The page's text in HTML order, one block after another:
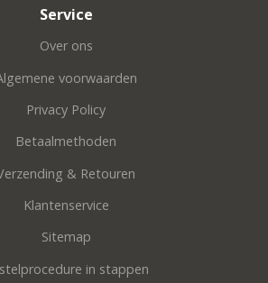
Service
Over ons
voorwaarden
Privacy Policy
Betaalmethoden
& Retouren
Klantenservice
Sitemap
in stappen